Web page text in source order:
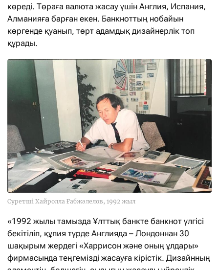
көреді. Төраға валюта жасау үшін Англия, Испания,
Алманияға барған екен. Банкноттың нобайын
көргенде қуанып, төрт адамдық дизайнерлік топ
құрады.
Суретші Хайролла Ғабжәлелов, 1992 жыл
«1992 жылы тамызда Ұлттық банкте банкнот үлгісі
бекітіліп, құпия түрде Англияда – Лондоннан 30
шақырым жердегі «Харрисон және оның ұлдары»
фирмасында теңгемізді жасауға кірістік. Дизайнның